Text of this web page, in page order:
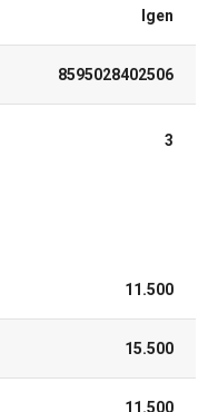
Igen
8595028402506
3
11.500
15.500
11.500